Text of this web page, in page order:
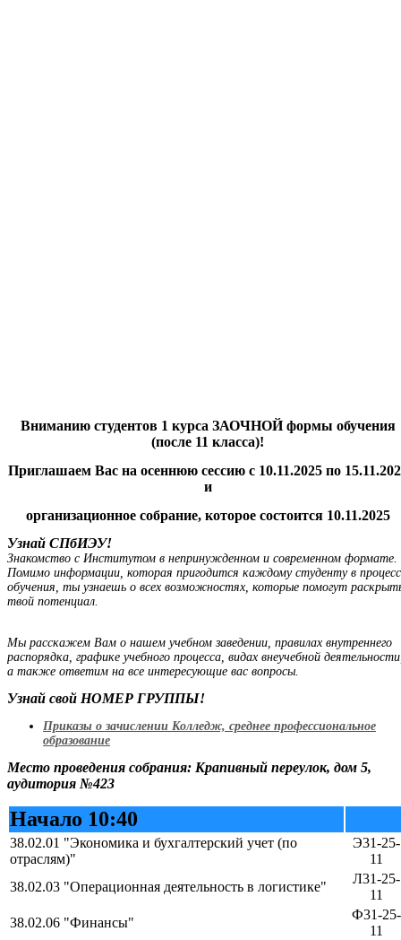
Вниманию студентов 1 курса ЗАОЧНОЙ формы обучения
(после 11 класса)!
Приглашаем Вас на осеннюю сессию с 10.11.2025 по
и
организационное собрание, которое состоится 10.11.2025
Узнай СПбИЭУ!
Знакомство с Институтом в непринужденном и современном формате.
Помимо информации, которая пригодится каждому студенту в
обучения, ты узнаешь о всех возможностях, которые помогут
твой потенциал.
Мы расскажем Вам о нашем учебном заведении, правилах внутреннего
распорядка, графике учебного процесса, видах внеучебной
а также ответим на все интересующие вас вопросы.
Узнай свой НОМЕР ГРУППЫ!
Приказы о зачислении Колледж, среднее профессиональное
образование
Место проведения собрания: Крапивный переулок, дом 5,
аудитория №423
Начало 10:40
38.02.01 "Экономика и бухгалтерский учет (по
отраслям)"
Э31-25-
11
38.02.03 "Операционная деятельность в логистике"
Л31-25-
11
38.02.06 "Финансы"
Ф31-25-
11